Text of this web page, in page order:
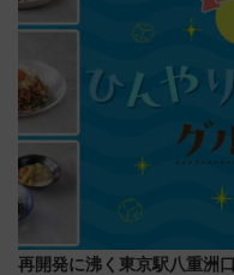
再開発に沸く東京駅八重洲